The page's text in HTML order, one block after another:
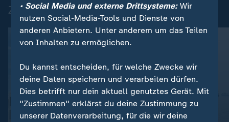
Zuletzt auf ZDFheute veröffentlicht
FAQ
• Social Media und externe Drittsysteme:Wir
nutzen Social-Media-Tools und Dienste von
anderen Anbietern. Unter anderem um das Teilen
von Inhalten zu ermöglichen.
Du kannst entscheiden, für welche Zwecke wir
deine Daten speichern und verarbeiten dürfen.
Dies betrifft nur dein aktuell genutztes Gerät. Mit
"Zustimmen" erklärst du deine Zustimmung zu
unserer Datenverarbeitung, für die wir deine